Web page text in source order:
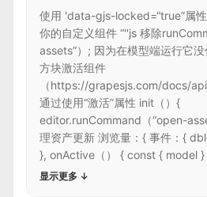
使用 'data-gjs-locked=“true”属
你的自定义组件 “''js 移除
assets”）; 因为在模型端运行它
方块激活组件
（https://grapesjs.com/docs/
通过使用“激活”属性 init（）{
editor.runCommand（“open-
理资产更新 浏览量：{ 事件：{
}, onActive（） { const { model
显示更多 ↓